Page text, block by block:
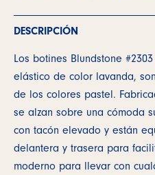
DESCRIPCIÓN
Los botines Blundstone
elástico de color lavanda,
de los colores pastel.
se alzan sobre una cómoda
con tacón elevado y están
delantera y trasera para
moderno para llevar con